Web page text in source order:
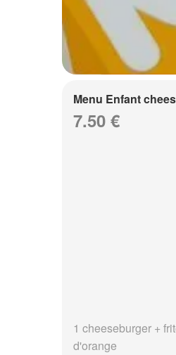
Menu Enfant
7.50 €
1 cheeseburger +
d'orange